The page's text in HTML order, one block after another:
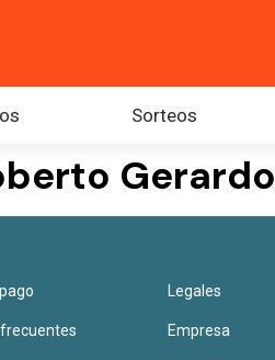
Sorteos
Gerardo
Legales
Empresa